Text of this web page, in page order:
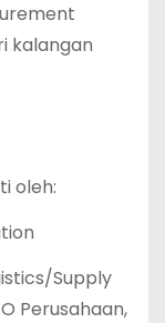
kalangan
oleh:
Supply
Perusahaan,